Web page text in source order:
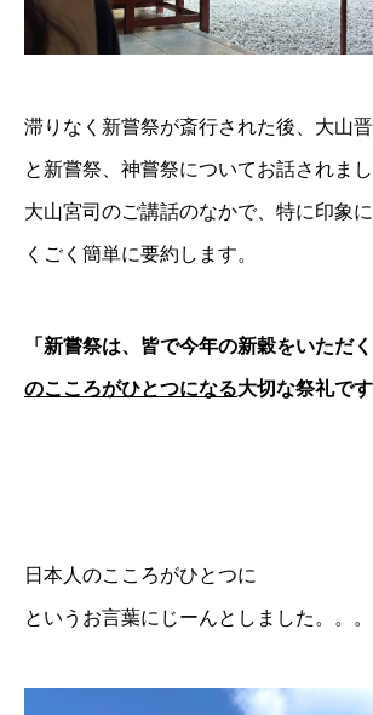
滞りなく新嘗祭が斎行された後、大山
と新嘗祭、神嘗祭についてお話されまし
大山宮司のご講話のなかで、特に印象
くごく簡単に要約します。
「新嘗祭は、皆で今年の新穀をいただく
のこころがひとつになる大切な祭礼です
日本人のこころがひとつに
というお言葉にじーんとしました。。。